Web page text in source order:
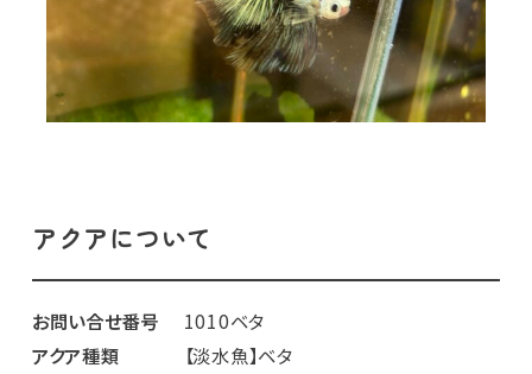
アクアについて
お問い合せ番号
1010ベタ
アクア種類
【淡水魚】ベタ